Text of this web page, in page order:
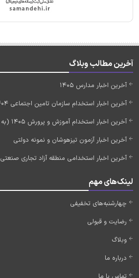
آخرین مطالب وبلاگ
آخرین اخبار مدارس 1405
آخرین اخبار استخدام سازمان تامین اجتماعی 1404 (به زودی)
آخرین اخبار استخدام آموزش و پرورش 1405 (به زودی)
آخرین اخبار آزمون تیزهوشان و نمونه دولتی
آخرین اخبار استخدامی منطقه آزاد تجاری صنعتی 1405
لینک‌های مهم
چهارشنبه‌های تخفیفی
رضایت و قبولی
وبلاگ
درباره ما